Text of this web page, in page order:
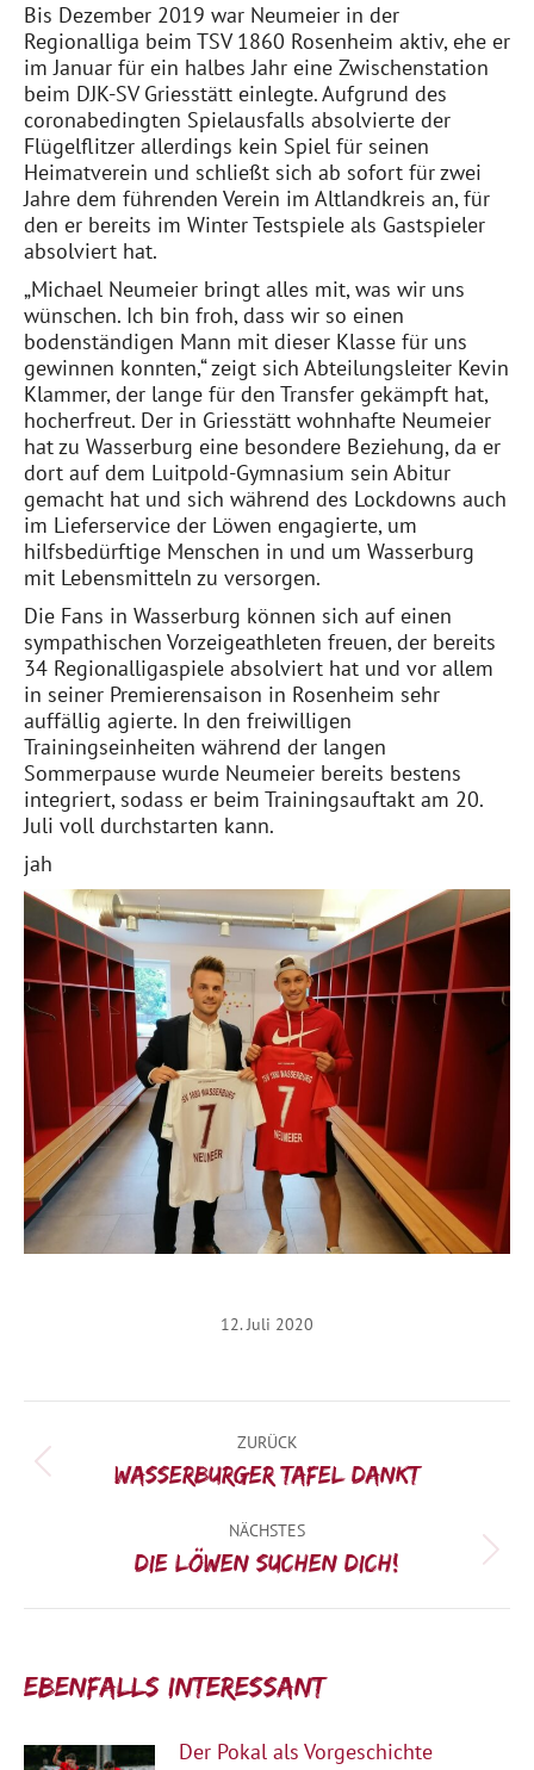
Bis Dezember 2019 war Neumeier in der
Regionalliga beim TSV 1860 Rosenheim aktiv, ehe er
im Januar für ein halbes Jahr eine Zwischenstation
beim DJK-SV Griesstätt einlegte. Aufgrund des
coronabedingten Spielausfalls absolvierte der
Flügelflitzer allerdings kein Spiel für seinen
Heimatverein und schließt sich ab sofort für zwei
Jahre dem führenden Verein im Altlandkreis an, für
den er bereits im Winter Testspiele als Gastspieler
absolviert hat.
„Michael Neumeier bringt alles mit, was wir uns
wünschen. Ich bin froh, dass wir so einen
bodenständigen Mann mit dieser Klasse für uns
gewinnen konnten,“ zeigt sich Abteilungsleiter Kevin
Klammer, der lange für den Transfer gekämpft hat,
hocherfreut. Der in Griesstätt wohnhafte Neumeier
hat zu Wasserburg eine besondere Beziehung, da er
dort auf dem Luitpold-Gymnasium sein Abitur
gemacht hat und sich während des Lockdowns auch
im Lieferservice der Löwen engagierte, um
hilfsbedürftige Menschen in und um Wasserburg
mit Lebensmitteln zu versorgen.
Die Fans in Wasserburg können sich auf einen
sympathischen Vorzeigeathleten freuen, der bereits
34 Regionalligaspiele absolviert hat und vor allem
in seiner Premierensaison in Rosenheim sehr
auffällig agierte. In den freiwilligen
Trainingseinheiten während der langen
Sommerpause wurde Neumeier bereits bestens
integriert, sodass er beim Trainingsauftakt am 20.
Juli voll durchstarten kann.
jah
12. Juli 2020
ZURÜCK
Vorheriger
Wasserburger Tafel dankt
NÄCHSTES
Nächster
Die Löwen suchen Dich!
Ebenfalls interessant:
Der Pokal als Vorgeschichte